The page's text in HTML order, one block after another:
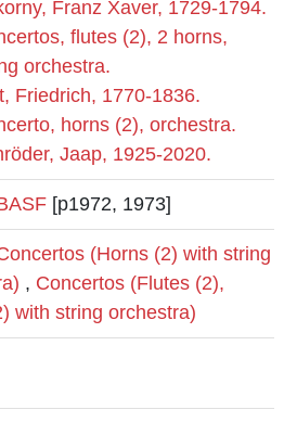
Franz Xaver, 1729-1794.
flutes (2), 2 horns,
orchestra.
Friedrich, 1770-1836.
horns (2), orchestra.
Jaap, 1925-2020.
[p1972, 1973]
(Horns (2) with string
, Concertos (Flutes (2),
with string orchestra)